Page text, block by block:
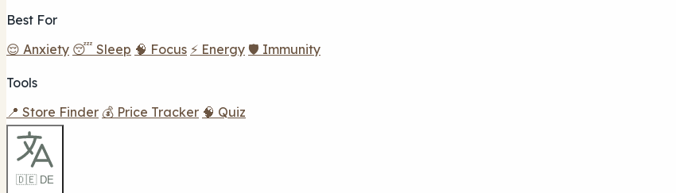
Best For
😌 Anxiety 😴 Sleep 🧠 Focus ⚡ Energy 🛡️ Immunity
Tools
📍 Store Finder 💰 Price Tracker 🧠 Quiz
🇩🇪 DE